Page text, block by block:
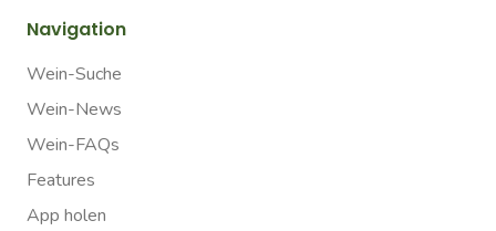
Navigation
Wein-Suche
Wein-News
Wein-FAQs
Features
App holen